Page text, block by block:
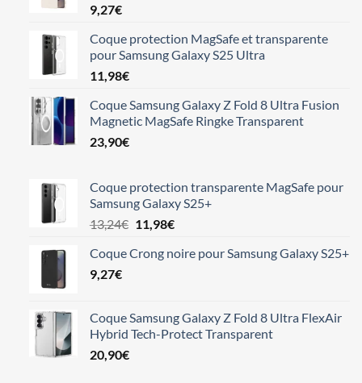
9,27€
Coque protection MagSafe et transparente
pour Samsung Galaxy S25 Ultra
11,98€
Coque Samsung Galaxy Z Fold 8 Ultra Fusion
Magnetic MagSafe Ringke Transparent
23,90€
Coque protection transparente MagSafe pour
Samsung Galaxy S25+
13,24€ Le
initial
11,98€Le
actuel
Coque Crong noire pour Samsung Galaxy S25+
9,27€
Coque Samsung Galaxy Z Fold 8 Ultra FlexAir
Hybrid Tech-Protect Transparent
20,90€